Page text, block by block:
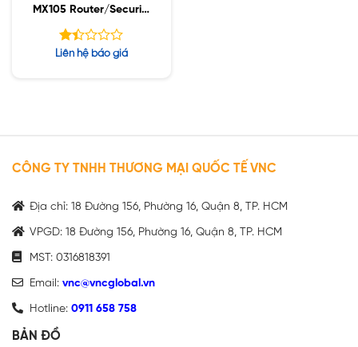
MX105 Router/Security
Appliance
Được
Liên hệ báo giá
CÔNG TY TNHH THƯƠNG MẠI QUỐC TẾ VNC
Địa chỉ: 18 Đường 156, Phường 16, Quận 8, TP. HCM
VPGD: 18 Đường 156, Phường 16, Quận 8, TP. HCM
MST: 0316818391
Email: vnc@vncglobal.vn
Hotline: 0911 658 758
BẢN ĐỒ